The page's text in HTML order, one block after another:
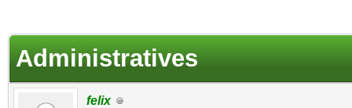
Administratives
felix